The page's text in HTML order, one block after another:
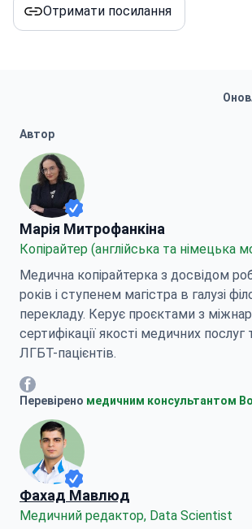
Отримати посилання
Автор
Марія Митрофанкіна
Марія Митрофанкіна
Копірайтер (англійська та німецька
Медична копірайтерка з досвідом
років і ступенем магістра в галузі
перекладу. Керує проєктами з
сертифікації якості медичних послуг
ЛГБТ-пацієнтів.
Марія Митрофанкіна Facebook
Перевірено медичним консультантом
Фахад Мавлюд
Медичний редактор, Data Scientist